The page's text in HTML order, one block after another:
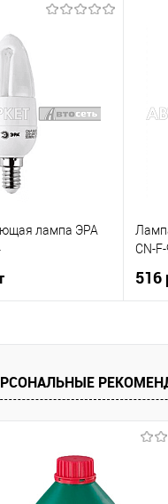
лампа ЭРА
К сравнению
В наличии
CN-
516
В